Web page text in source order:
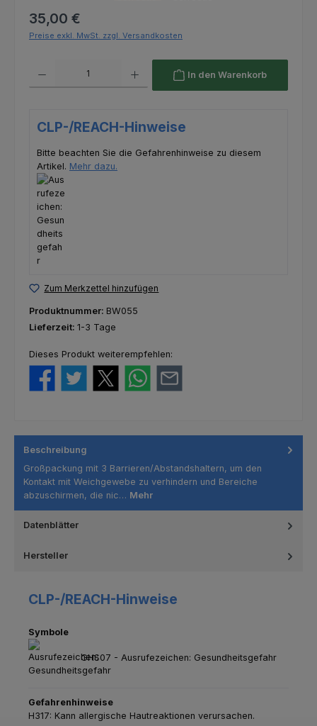
Regulärer Preis:
35,00 €
Preise exkl. MwSt. zzgl. Versandkosten
In den Warenkorb
CLP-/REACH-Hinweise
Bitte beachten Sie die Gefahrenhinweise zu diesem
Artikel. Mehr dazu.
Zum Merkzettel hinzufügen
Produktnummer: BW055
Lieferzeit: 1-3 Tage
Dieses Produkt weiterempfehlen:
Beschreibung
Großpackung mit 3 Barrieren/Abstandshaltern, um den
Kontakt mit Weichgewebe zu verhindern und Bereiche
abzuschirmen, die nic… Mehr
Datenblätter
Hersteller
CLP-/REACH-Hinweise
Symbole
GHS07 - Ausrufezeichen: Gesundheitsgefahr
Gefahrenhinweise
H317: Kann allergische Hautreaktionen verursachen.